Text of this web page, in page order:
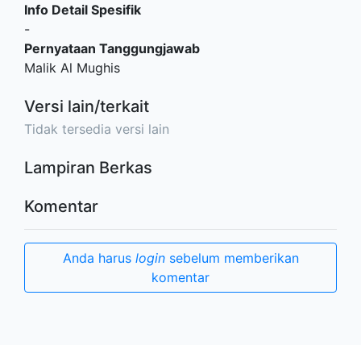
Info Detail Spesifik
-
Pernyataan Tanggungjawab
Malik Al Mughis
Versi lain/terkait
Tidak tersedia versi lain
Lampiran Berkas
Komentar
Anda harus loginsebelum memberikan
komentar